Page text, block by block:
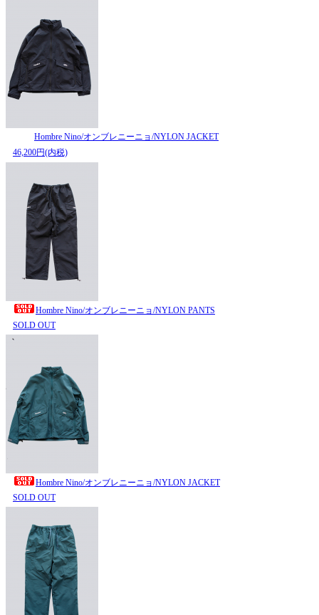
Hombre Nino/オンブレニーニョ/NYLON JACKET
46,200円(内税)
Hombre Nino/オンブレニーニョ/NYLON PANTS
SOLD OUT
Hombre Nino/オンブレニーニョ/NYLON JACKET
SOLD OUT